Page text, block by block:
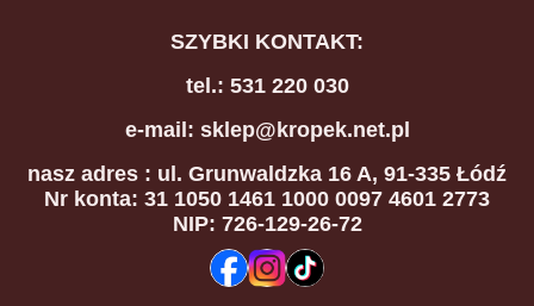
SZYBKI KONTAKT:
tel.: 531 220 030
e-mail: sklep@kropek.net.pl
nasz adres : ul. Grunwaldzka 16 A, 91-335 Łódź
Nr konta: 31 1050 1461 1000 0097 4601 2773
NIP: 726-129-26-72